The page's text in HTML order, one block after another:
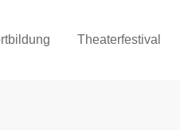
Theaterfestival